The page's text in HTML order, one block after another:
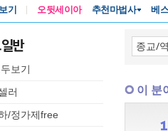
기 오뒷세이아 추천마법사 베
반
보기
러
/정가제free
이 분